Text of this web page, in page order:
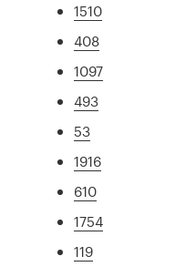
1510
408
1097
493
53
1916
610
1754
119